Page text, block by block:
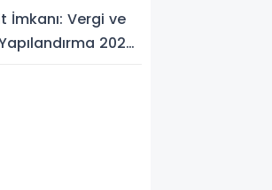
İmkanı: Vergi ve
2026